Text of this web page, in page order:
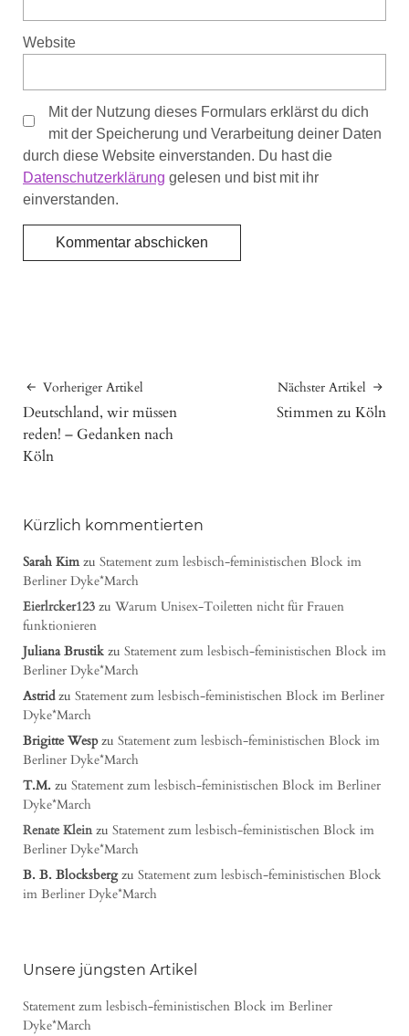
Website
Mit der Nutzung dieses Formulars erklärst du dich
mit der Speicherung und Verarbeitung deiner Daten
durch diese Website einverstanden. Du hast die
Datenschutzerklärung gelesen und bist mit ihr
einverstanden.
Vorheriger Artikel
Deutschland, wir müssen
reden! – Gedanken nach
Köln
Nächster Artikel
Stimmen zu Köln
Kürzlich kommentierten
Sarah Kimzu Statement zum lesbisch-feministischen Block im
Berliner Dyke*March
Eierlrcker123 zu Warum Unisex-Toiletten nicht für Frauen
funktionieren
Juliana Brustik zu Statement zum lesbisch-feministischen Block im
Berliner Dyke*March
Astridzu Statement zum lesbisch-feministischen Block im Berliner
Dyke*March
Brigitte Wespzu Statement zum lesbisch-feministischen Block im
Berliner Dyke*March
T.M. zu Statement zum lesbisch-feministischen Block im Berliner
Dyke*March
Renate Kleinzu Statement zum lesbisch-feministischen Block im
Berliner Dyke*March
B. B. Blocksbergzu Statement zum lesbisch-feministischen Block
im Berliner Dyke*March
Unsere jüngsten Artikel
Statement zum lesbisch-feministischen Block im Berliner
Dyke*March